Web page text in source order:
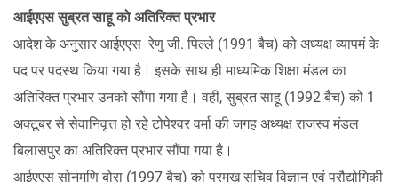
आईएएस सुब्रत साहू​​ को अतिरिक्त प्रभार ​​​​​
आदेश के अनुसार आईएएस रेणु जी. पिल्ले (1991 बैच) को अध्यक्ष व्यापमं के
पद पर पदस्थ किया गया है। इसके साथ ही माध्यमिक शिक्षा मंडल का
अतिरिक्त प्रभार उनको सौंपा गया है। वहीं, सुब्रत साहू (1992 बैच) को 1
अक्टूबर से सेवानिवृत्त हो रहे टोपेश्वर वर्मा की जगह अध्यक्ष राजस्व मंडल
बिलासपुर का अतिरिक्त प्रभार सौंपा गया है।
आईएएस सोनमणि बोरा (1997 बैच) को प्रमुख सचिव विज्ञान एवं प्रौद्योगिकी